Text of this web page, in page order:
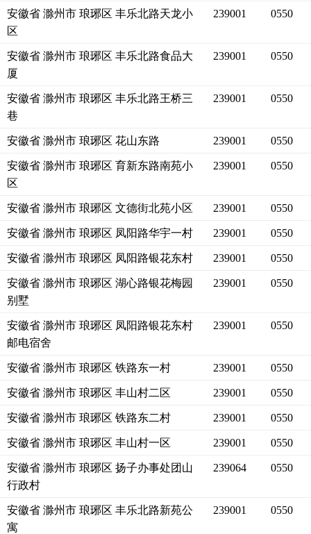
安徽省 滁州市 琅琊区 丰乐北路天龙小
区
239001 0550
安徽省 滁州市 琅琊区 丰乐北路食品大
厦
239001 0550
安徽省 滁州市 琅琊区 丰乐北路王桥三
巷
239001 0550
安徽省 滁州市 琅琊区 花山东路 239001 0550
安徽省 滁州市 琅琊区 育新东路南苑小
区
239001 0550
安徽省 滁州市 琅琊区 文德街北苑小区 239001 0550
安徽省 滁州市 琅琊区 凤阳路华宇一村 239001 0550
安徽省 滁州市 琅琊区 凤阳路银花东村 239001 0550
安徽省 滁州市 琅琊区 湖心路银花梅园
别墅
239001 0550
安徽省 滁州市 琅琊区 凤阳路银花东村
邮电宿舍
239001 0550
安徽省 滁州市 琅琊区 铁路东一村 239001 0550
安徽省 滁州市 琅琊区 丰山村二区 239001 0550
安徽省 滁州市 琅琊区 铁路东二村 239001 0550
安徽省 滁州市 琅琊区 丰山村一区 239001 0550
安徽省 滁州市 琅琊区 扬子办事处团山
行政村
239064 0550
安徽省 滁州市 琅琊区 丰乐北路新苑公
寓
239001 0550